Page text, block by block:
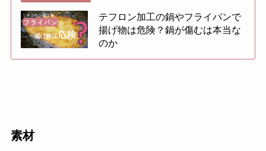
テフロン加工の鍋やフライパンで
揚げ物は危険？鍋が傷むは本当な
のか
素材